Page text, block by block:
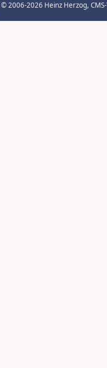
© 2006-2026 Heinz Herzog,